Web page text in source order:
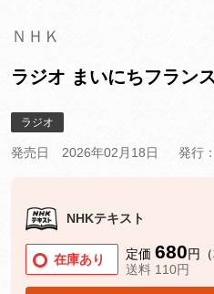
ＮＨＫ
ラジオ まいにちフラン
ラジオ
発売日 2026年02月18日 発行
NHKテキスト
在庫あり 定価 680円
送料 110円